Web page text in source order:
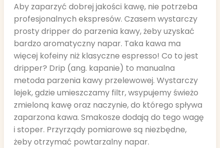
Aby zaparzyć dobrej jakości kawę, nie potrzeba
profesjonalnych ekspresów. Czasem wystarczy
prosty dripper do parzenia kawy, żeby uzyskać
bardzo aromatyczny napar. Taka kawa ma
więcej kofeiny niż klasyczne espresso! Co to jest
dripper? Drip (ang. kapanie) to manualna
metoda parzenia kawy przelewowej. Wystarczy
lejek, gdzie umieszczamy filtr, wsypujemy świeżo
zmieloną kawę oraz naczynie, do którego spływa
zaparzona kawa. Smakosze dodają do tego wagę
i stoper. Przyrządy pomiarowe są niezbędne,
żeby otrzymać powtarzalny napar.